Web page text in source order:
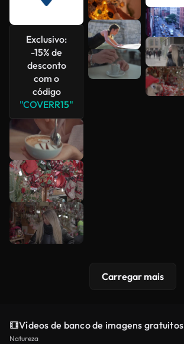
Exclusivo:
-15% de
desconto
com o
código
"COVERR15"
Carregar mais
Vídeos de banco de imagens gratuitos
Natureza